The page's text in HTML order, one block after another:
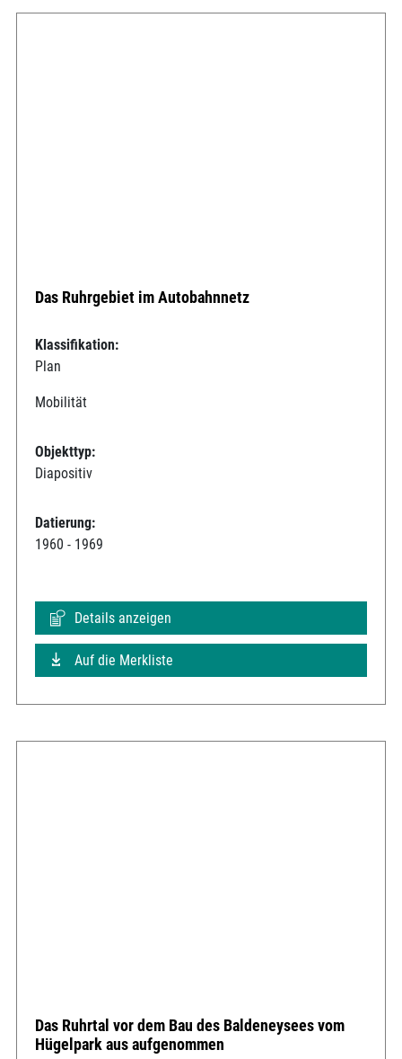
Das Ruhrgebiet im Autobahnnetz
Klassifikation:
Plan
Mobilität
Objekttyp:
Diapositiv
Datierung:
1960 - 1969
Details anzeigen
Auf die Merkliste
Das Ruhrtal vor dem Bau des Baldeneysees vom
Hügelpark aus aufgenommen